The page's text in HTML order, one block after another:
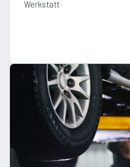
Werkstatt